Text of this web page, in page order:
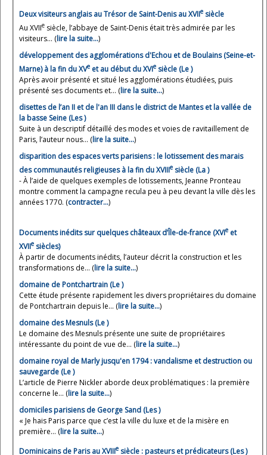
Deux visiteurs anglais au Trésor de Saint-Denis au XVIIe siècle
Au XVIIe siècle, l’abbaye de Saint-Denis était très admirée par les
visiteurs... (lire la suite…)
développement des agglomérations d'Echou et de Boulains (Seine-et-
Marne) à la fin du XVe et au début du XVIe siècle (Le )
Après avoir présenté et situé les agglomérations étudiées, puis
présenté ses documents et... (lire la suite…)
disettes de l’an II et de l'an III dans le district de Mantes et la vallée de
la basse Seine (Les )
Suite à un descriptif détaillé des modes et voies de ravitaillement de
Paris, l’auteur nous... (lire la suite…)
disparition des espaces verts parisiens : le lotissement des marais
des communautés religieuses à la fin du XVIIIe siècle (La )
- À l’aide de quelques exemples de lotissements, Jeanne Pronteau
montre comment la campagne recula peu à peu devant la ville dès les
années 1770. (contracter…)
Documents inédits sur quelques châteaux d’Île-de-france (XVIe et
XVIIe siècles)
À partir de documents inédits, l’auteur décrit la construction et les
transformations de... (lire la suite…)
domaine de Pontchartrain (Le )
Cette étude présente rapidement les divers propriétaires du domaine
de Pontchartrain depuis le... (lire la suite…)
domaine des Mesnuls (Le )
Le domaine des Mesnuls présente une suite de propriétaires
intéressante du point de vue de... (lire la suite…)
domaine royal de Marly jusqu'en 1794 : vandalisme et destruction ou
sauvegarde (Le )
L’article de Pierre Nickler aborde deux problématiques : la première
concerne le... (lire la suite…)
domiciles parisiens de George Sand (Les )
« Je hais Paris parce que c’est la ville du luxe et de la misère en
première... (lire la suite…)
Dominicains de Paris au XVIIIe siècle : pasteurs et prédicateurs (Les )